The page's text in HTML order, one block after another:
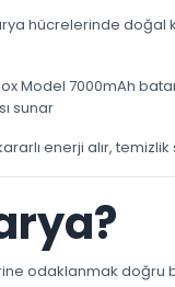
hücrelerinde doğal
Model 7000mAh
sunar
enerji alır,
odaklanmak